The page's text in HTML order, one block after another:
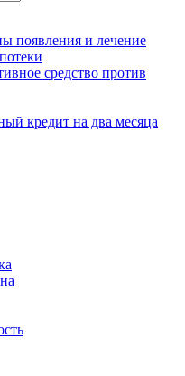
появления и лечение
средство против
кредит на два месяца